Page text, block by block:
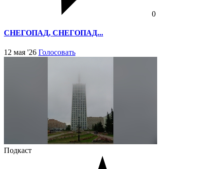
0
СНЕГОПАД, СНЕГОПАД...
12 мая '26 Голосовать
Подкаст